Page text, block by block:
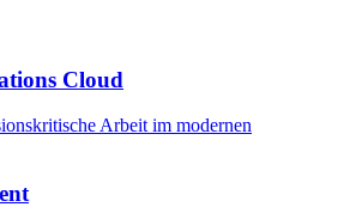
Cloud
Arbeit im modernen